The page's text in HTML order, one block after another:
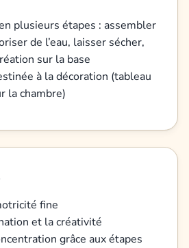
plusieurs étapes : assembler
de l’eau, laisser sécher,
sur la base
à la décoration (tableau
la chambre)
fine
et la créativité
grâce aux étapes